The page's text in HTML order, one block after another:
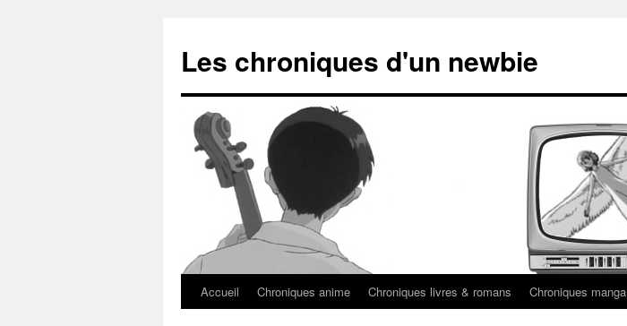
Les chroniques d'un newbie
Accueil Chroniques anime Chroniques livres & romans Chroniques manga